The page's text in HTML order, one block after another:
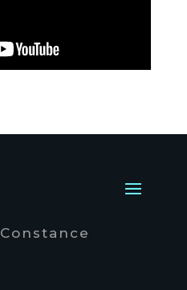
Constance